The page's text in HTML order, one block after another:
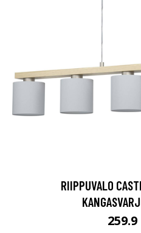
RIIPPUVALO
259.9